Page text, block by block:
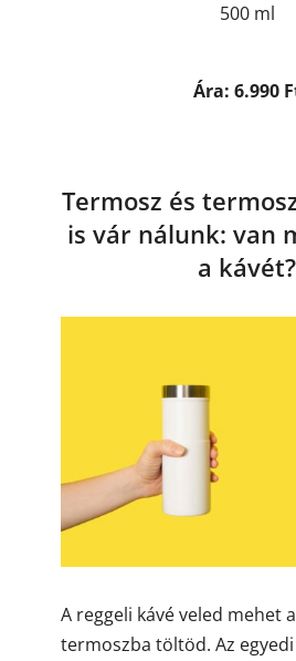
500 ml
Ára: 6.990
Termosz és
is vár nálunk: van
a kávét?
A reggeli kávé veled mehet
termoszba töltöd. Az